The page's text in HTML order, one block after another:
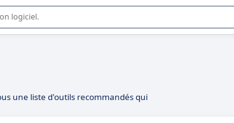
de logiciel SaaS en entreprise.
une liste d'outils recommandés qui